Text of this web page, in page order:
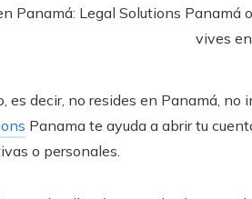
es decir, no resides en Panamá,
Panama te ayuda a abrir tu
o personales.